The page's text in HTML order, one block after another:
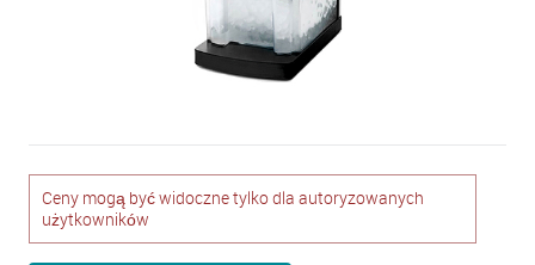
Ceny mogą być widoczne tylko dla autoryzowanych
użytkowników